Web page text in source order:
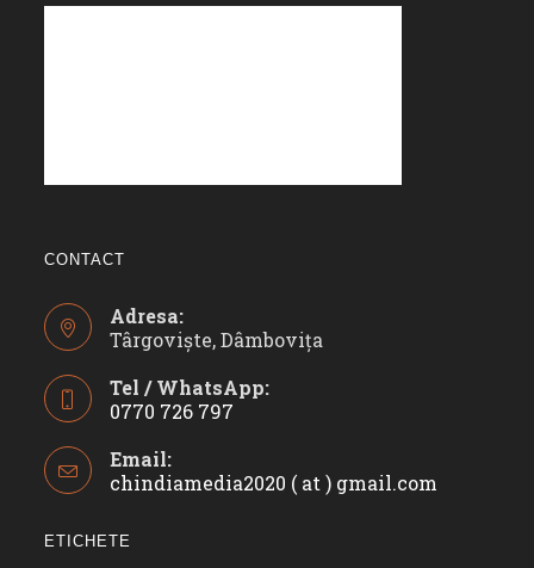
CONTACT
Adresa:
Târgoviște, Dâmbovița
Tel / WhatsApp:
0770 726 797
in
your
Email:
chindiamedia2020 ( at ) gmail.com
ETICHETE